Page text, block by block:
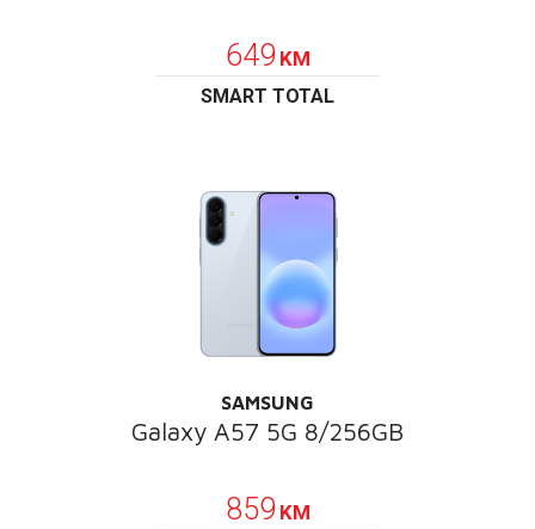
649 KM
SMART TOTAL
SAMSUNG
Galaxy A57 5G 8/256GB
859 KM